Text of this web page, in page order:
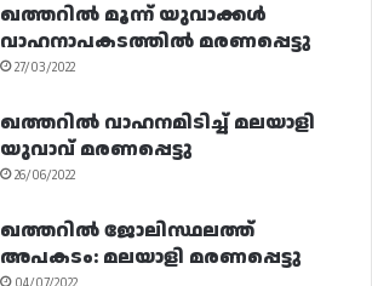
ഖത്തറിൽ മൂന്ന് യുവാക്കൾ
വാഹനാപകടത്തിൽ മരണപ്പെട്ടു
27/03/2022
ഖത്തറിൽ വാഹനമിടിച്ച് മലയാളി
യുവാവ് മരണപ്പെട്ടു
26/06/2022
ഖത്തറിൽ ജോലിസ്ഥലത്ത്
അപകടം: മലയാളി മരണപ്പെട്ടു